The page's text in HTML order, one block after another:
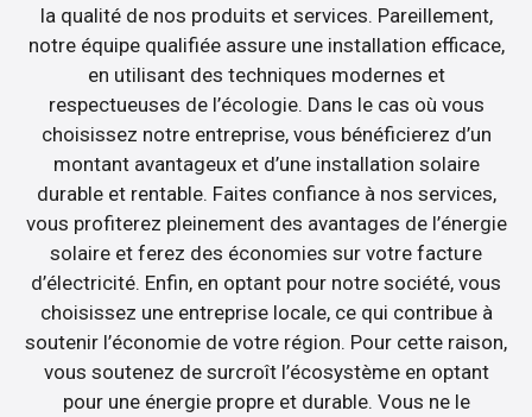
la qualité de nos produits et services. Pareillement,
notre équipe qualifiée assure une installation efficace,
en utilisant des techniques modernes et
respectueuses de l’écologie. Dans le cas où vous
choisissez notre entreprise, vous bénéficierez d’un
montant avantageux et d’une installation solaire
durable et rentable. Faites confiance à nos services,
vous profiterez pleinement des avantages de l’énergie
solaire et ferez des économies sur votre facture
d’électricité. Enfin, en optant pour notre société, vous
choisissez une entreprise locale, ce qui contribue à
soutenir l’économie de votre région. Pour cette raison,
vous soutenez de surcroît l’écosystème en optant
pour une énergie propre et durable. Vous ne le